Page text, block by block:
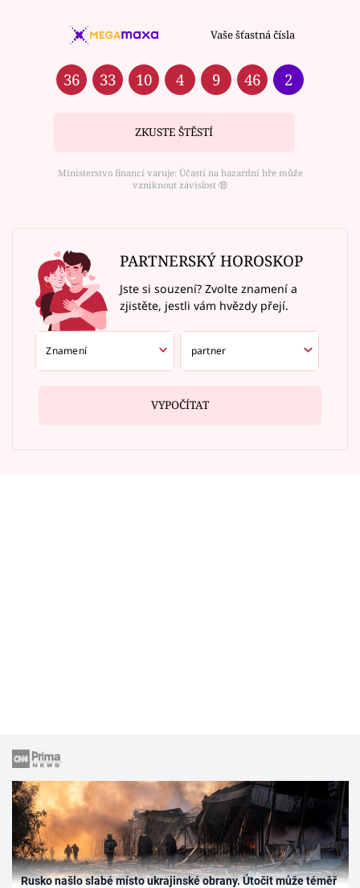
Vaše šťastná čísla
36 33 10 4 9 46 2
ZKUSTE ŠTĚSTÍ
Ministerstvo financí varuje: Účastí na hazardní hře může
vzniknout závislost ⑱
PARTNERSKÝ HOROSKOP
Jste si souzení? Zvolte znamení a
zjistěte, jestli vám hvězdy přejí.
VYPOČÍTAT
Rusko našlo slabé místo ukrajinské obrany. Útočit může téměř